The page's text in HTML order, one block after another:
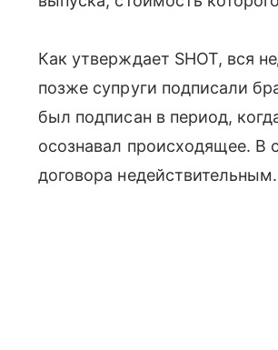
Как утверждает SHOT, вся
позже супруги подписали
был подписан в период,
осознавал происходящее. В
договора недействительным.